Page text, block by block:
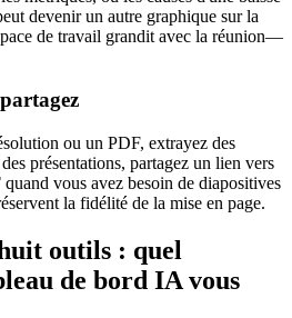
devenir un autre graphique sur la
de travail grandit avec la réunion—
ou un PDF, extrayez des
présentations, partagez un lien vers
quand vous avez besoin de diapositives
la fidélité de la mise en page.
outils : quel
de bord IA vous